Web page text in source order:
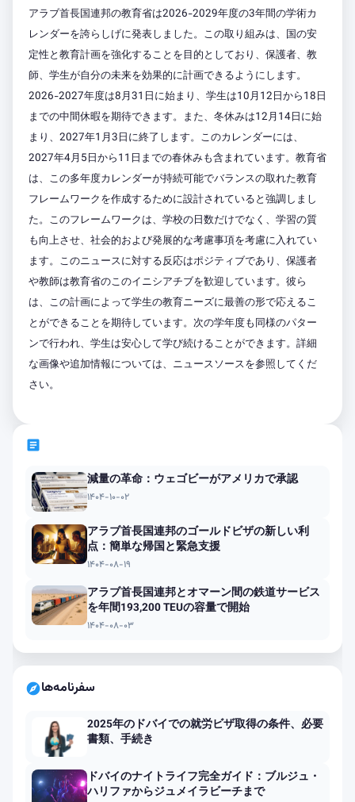
アラブ首長国連邦の教育省は2026-2029年度の3年間の学術カ
レンダーを誇らしげに発表しました。この取り組みは、国の安
定性と教育計画を強化することを目的としており、保護者、教
師、学生が自分の未来を効果的に計画できるようにします。
2026-2027年度は8月31日に始まり、学生は10月12日から18日
までの中間休暇を期待できます。また、冬休みは12月14日に始
まり、2027年1月3日に終了します。このカレンダーには、
2027年4月5日から11日までの春休みも含まれています。教育省
は、この多年度カレンダーが持続可能でバランスの取れた教育
フレームワークを作成するために設計されていると強調しまし
た。このフレームワークは、学校の日数だけでなく、学習の質
も向上させ、社会的および発展的な考慮事項を考慮に入れてい
ます。このニュースに対する反応はポジティブであり、保護者
や教師は教育省のこのイニシアチブを歓迎しています。彼ら
は、この計画によって学生の教育ニーズに最善の形で応えるこ
とができることを期待しています。次の学年度も同様のパター
ンで行われ、学生は安心して学び続けることができます。詳細
な画像や追加情報については、ニュースソースを参照してくだ
さい。
article
減量の革命：ウェゴビーがアメリカで承認
۱۴۰۴-۱۰-۰۲
アラブ首長国連邦のゴールドビザの新しい利
点：簡単な帰国と緊急支援
۱۴۰۴-۰۸-۱۹
アラブ首長国連邦とオマーン間の鉄道サービス
を年間193,200 TEUの容量で開始
۱۴۰۴-۰۸-۰۳
exploreسفرنامه‌ها
2025年のドバイでの就労ビザ取得の条件、必要
書類、手続き
ドバイのナイトライフ完全ガイド：ブルジュ・
ハリファからジュメイラビーチまで